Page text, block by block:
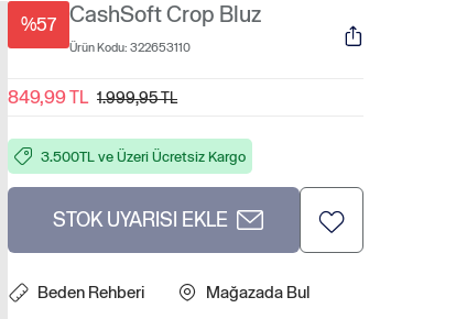
%57 CashSoft Crop Bluz
Ürün Kodu: 322653110
849,99 TL 1.999,95 TL
3.500TL ve Üzeri Ücretsiz Kargo
STOK UYARISI EKLE
Beden Rehberi Mağazada Bul